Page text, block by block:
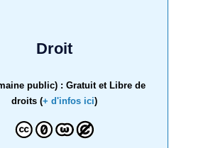
Droit
public) : Gratuit et Libre de
droits (+ d'infos ici)